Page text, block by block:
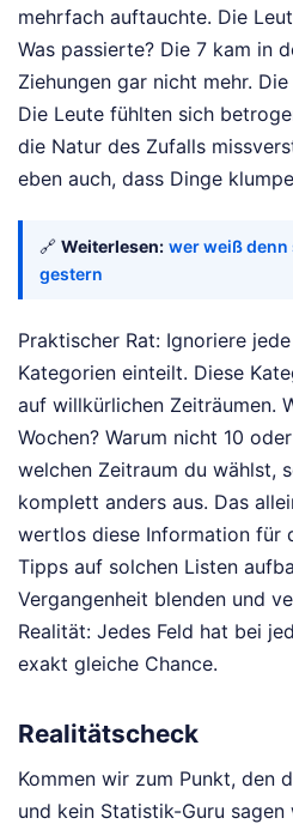
mehrfach auftauchte. Die
Was passierte? Die 7 kam in
Ziehungen gar nicht mehr.
Die Leute fühlten sich
die Natur des Zufalls
eben auch, dass Dinge
🔗 Weiterlesen: wer weiß
gestern
Praktischer Rat: Ignoriere
Kategorien einteilt. Diese
auf willkürlichen Zeiträumen.
Wochen? Warum nicht 10
welchen Zeitraum du wählst,
komplett anders aus. Das
wertlos diese Information für
Tipps auf solchen Listen
Vergangenheit blenden und
Realität: Jedes Feld hat bei
exakt gleiche Chance.
Realitätscheck
Kommen wir zum Punkt, den
und kein Statistik-Guru